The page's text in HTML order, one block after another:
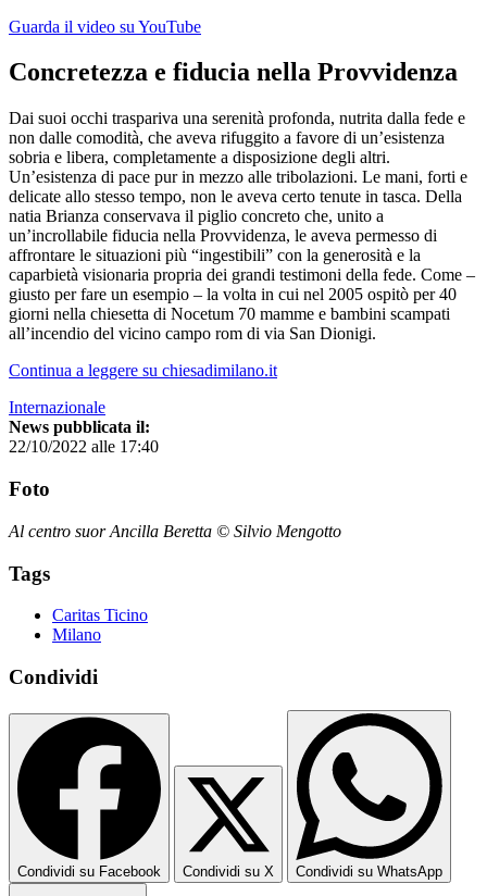
Guarda il video su YouTube
Concretezza e fiducia nella Provvidenza
Dai suoi occhi traspariva una serenità profonda, nutrita dalla fede e
non dalle comodità, che aveva rifuggito a favore di un’esistenza
sobria e libera, completamente a disposizione degli altri.
Un’esistenza di pace pur in mezzo alle tribolazioni. Le mani, forti e
delicate allo stesso tempo, non le aveva certo tenute in tasca. Della
natia Brianza conservava il piglio concreto che, unito a
un’incrollabile fiducia nella Provvidenza, le aveva permesso di
affrontare le situazioni più “ingestibili” con la generosità e la
caparbietà visionaria propria dei grandi testimoni della fede. Come –
giusto per fare un esempio – la volta in cui nel 2005 ospitò per 40
giorni nella chiesetta di Nocetum 70 mamme e bambini scampati
all’incendio del vicino campo rom di via San Dionigi.
Continua a leggere su chiesadimilano.it
Internazionale
News pubblicata il:
22/10/2022 alle 17:40
Foto
Al centro suor Ancilla Beretta © Silvio Mengotto
Tags
Caritas Ticino
Milano
Condividi
Condividi su Facebook Condividi su X Condividi su WhatsApp